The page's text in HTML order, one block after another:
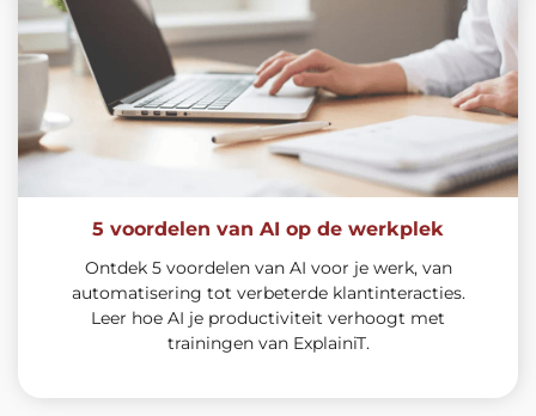
5 voordelen van AI op de werkplek
Ontdek 5 voordelen van AI voor je werk, van
automatisering tot verbeterde klantinteracties.
Leer hoe AI je productiviteit verhoogt met
trainingen van ExplainiT.